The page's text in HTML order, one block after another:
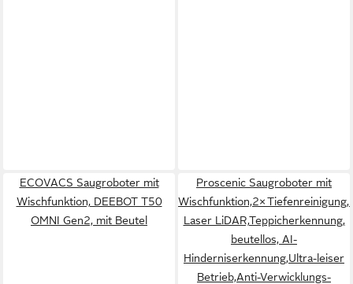
ECOVACS Saugroboter mit
Wischfunktion, DEEBOT T50
OMNI Gen2, mit Beutel
Proscenic Saugroboter mit
Wischfunktion,2×
Laser LiDAR,Teppicherkennung,
beutellos, AI-
Hinderniserkennung,Ultra-leiser
Betrieb,Anti-Verwicklungs-